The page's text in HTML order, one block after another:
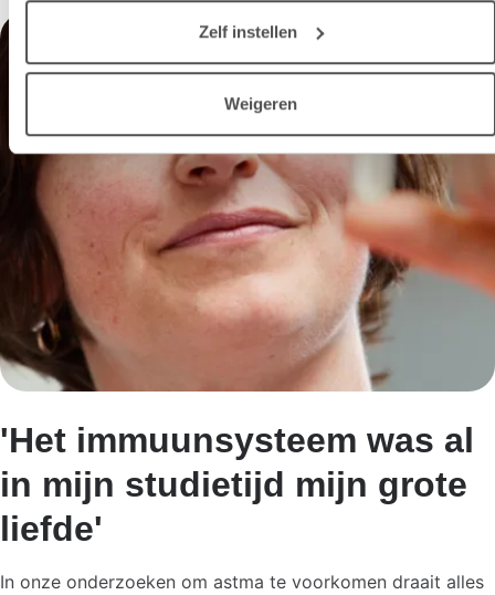
Zelf instellen
Weigeren
'Het immuunsysteem was al
in mijn studietijd mijn grote
liefde'
In onze onderzoeken om astma te voorkomen draait alles